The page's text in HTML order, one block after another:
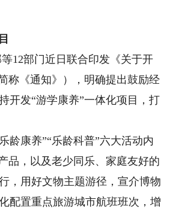
12部门近日联合印发《关于开
称《通知》），明确提出鼓励经
开发“游学康养”一体化项目，打
康养”“乐龄科普”六大活动内
品，以及老少同乐、家庭友好的
，用好文物主题游径，宣介博物
配置重点旅游城市航班班次，增